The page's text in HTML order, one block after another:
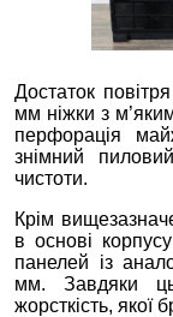
Достаток
мм ніжки з
перфорація
знімний
чистоти.
Крім
в основі
панелей із
мм. Завдяки
жорсткість, якої